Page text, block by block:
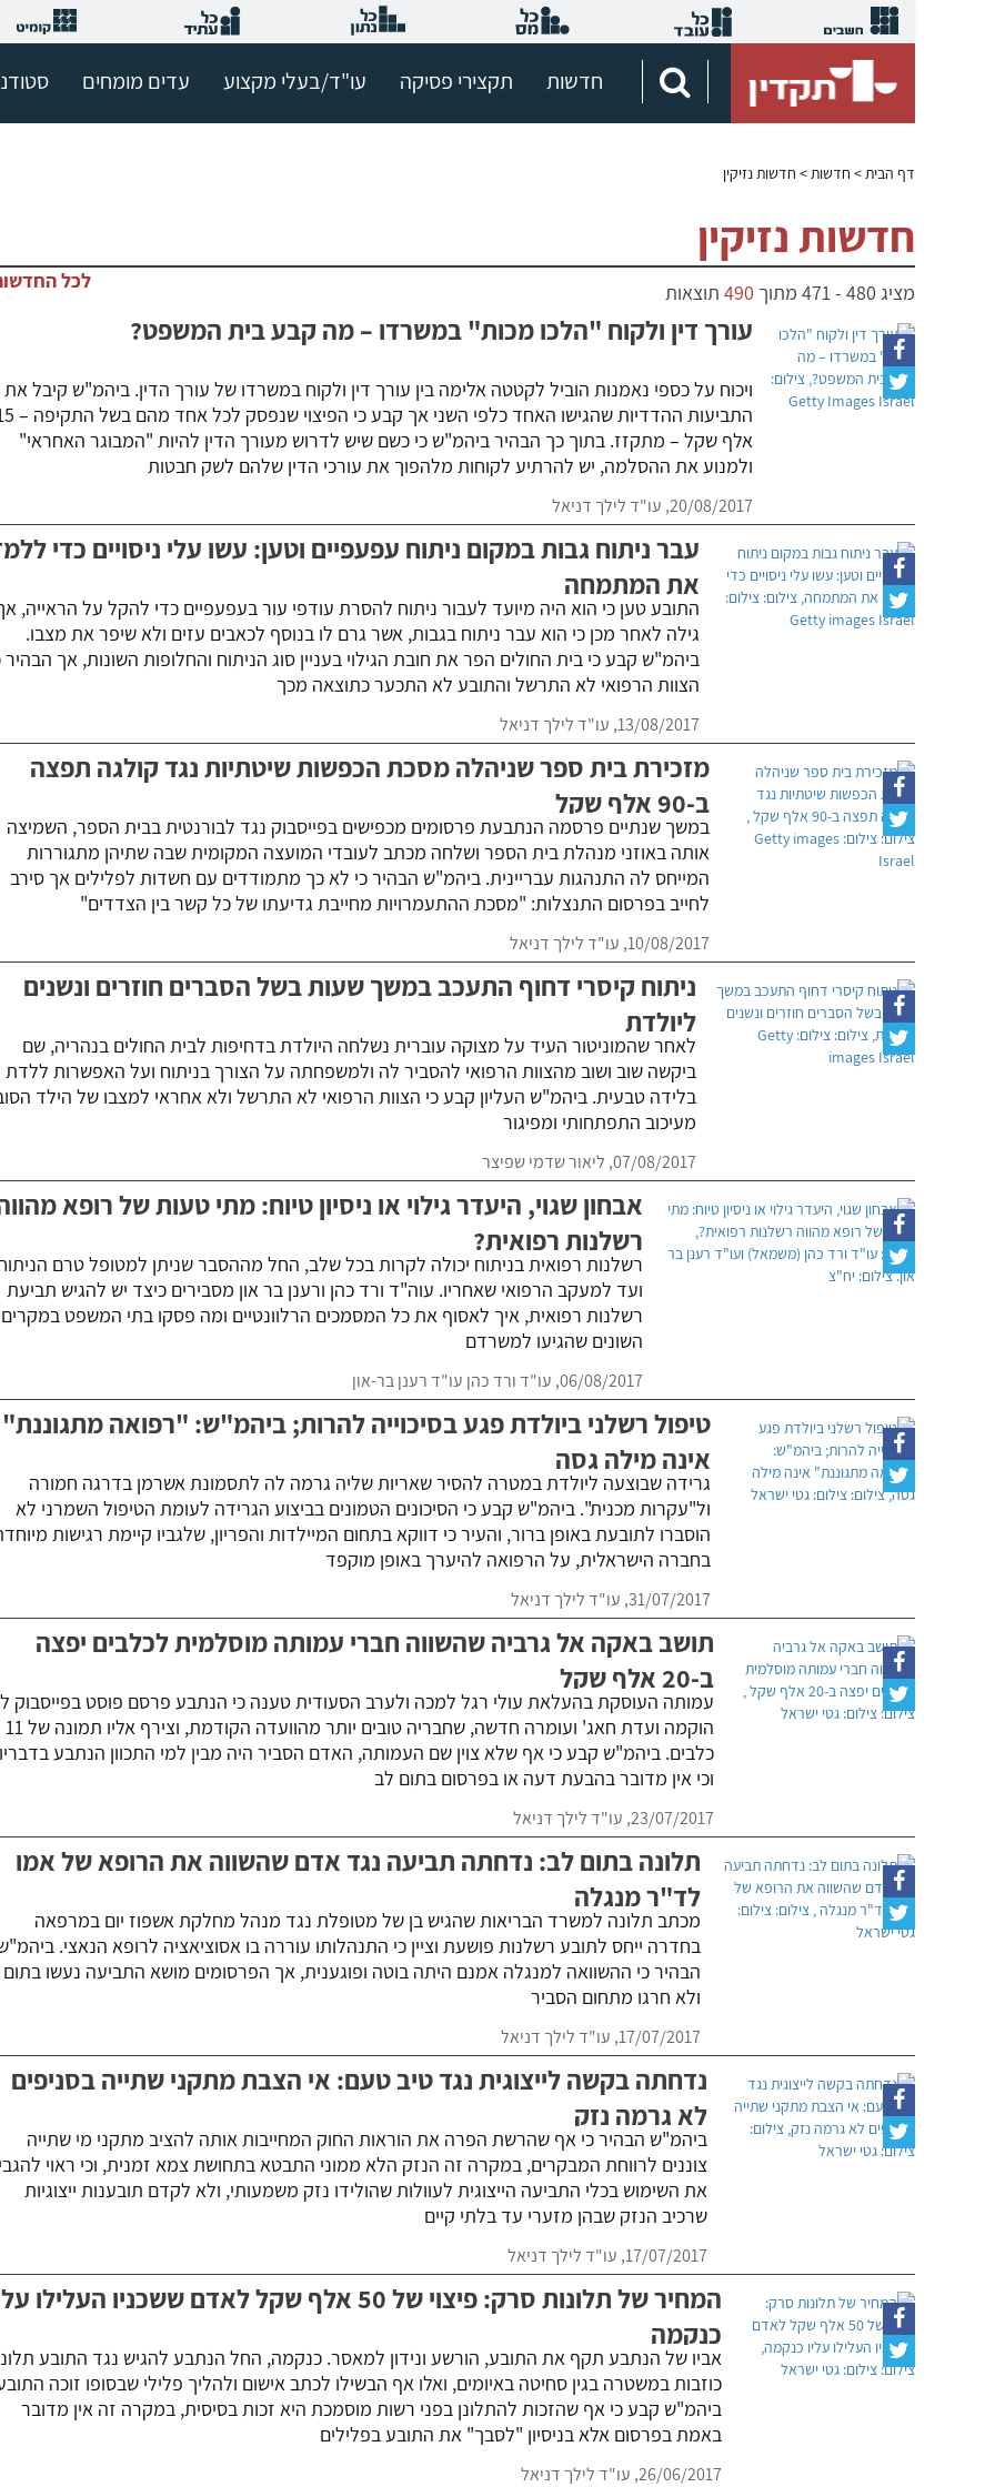
חדשות תקצירי פסיקה עו"ד/בעלי מקצוע עדים מומחים
דף הבית> חדשות > חדשות נזיקין
חדשות נזיקין
לכל מציג 480
-
471 מתוך 490 תוצאות
עורך דין ולקוח "הלכו מכות" במשרדו – מה קבע בית המשפט?
ויכוח על כספי נאמנות הוביל לקטטה אלימה בין עורך דין ולקוח במשרדו של עורך הדין. ביהמ"ש קיבל את
התביעות ההדדיות שהגישו האחד כלפי השני אך
אלף שקל – מתקזז. בתוך כך הבהיר ביהמ"ש כי כשם שיש לדרוש מעורך הדין להיות "המבוגר האחראי"
ולמנוע את ההסלמה, יש להרתיע לקוחות מלהפוך את עורכי הדין שלהם לשק חבטות
20/08/2017, עו"ד לילך דניאל
עבר ניתוח גבות במקום ניתוח עפעפיים וטען: עשו עלי ניסויים כדי
את המתמחה
התובע טען כי הוא היה מיועד לעבור ניתוח להסרת עודפי עור בעפעפיים כדי להקל על הראייה,
גילה לאחר מכן כי הוא עבר ניתוח בגבות, אשר גרם לו בנוסף לכאבים עזים ולא שיפר את מצבו.
ביהמ"ש קבע כי בית החולים הפר את חובת הגילוי בעניין סוג הניתוח והחלופות השונות, אך הבהיר
הצוות הרפואי לא התרשל והתובע לא התכער כתוצאה מכך
13/08/2017, עו"ד לילך דניאל
מזכירת בית ספר שניהלה מסכת הכפשות שיטתיות נגד קולגה תפצה
ב-90 אלף שקל
במשך שנתיים פרסמה הנתבעת פרסומים מכפישים בפייסבוק נגד לבורנטית בבית הספר, השמיצה
אותה באוזני מנהלת בית הספר ושלחה מכתב לעובדי המועצה המקומית שבה שתיהן מתגוררות
המייחס לה התנהגות עבריינית. ביהמ"ש הבהיר כי לא כך מתמודדים עם חשדות לפלילים אך סירב
לחייב בפרסום התנצלות: "מסכת ההתעמרויות מחייבת גדיעתו של כל קשר בין הצדדים"
10/08/2017, עו"ד לילך דניאל
ניתוח קיסרי דחוף התעכב במשך שעות בשל הסברים חוזרים ונשנים
ליולדת
לאחר שהמוניטור העיד על מצוקה עוברית נשלחה היולדת בדחיפות לבית החולים בנהריה, שם
ביקשה שוב ושוב מהצוות הרפואי להסביר לה ולמשפחתה על הצורך בניתוח ועל האפשרות ללדת
בלידה טבעית. ביהמ"ש העליון קבע כי הצוות הרפואי לא התרשל ולא אחראי למצבו של הילד
מעיכוב התפתחותי ומפיגור
07/08/2017, ליאור שדמי שפיצר
אבחון שגוי, היעדר גילוי או ניסיון טיוח: מתי טעות של רופא
רשלנות רפואית?
רשלנות רפואית בניתוח יכולה לקרות בכל שלב, החל מההסבר שניתן למטופל טרם
ועד למעקב הרפואי שאחריו. עוה"ד ורד כהן ורענן בר און מסבירים כיצד יש להגיש תביעת
רשלנות רפואית, איך לאסוף את כל המסמכים הרלוונטיים ומה פסקו בתי המשפט במקרים
השונים שהגיעו למשרדם
06/08/2017, עו"ד ורד כהן עו"ד רענן בר-און
טיפול רשלני ביולדת פגע בסיכוייה להרות; ביהמ"ש: "רפואה מתגוננת"
אינה מילה גסה
גרידה שבוצעה ליולדת במטרה להסיר שאריות שליה גרמה לה לתסמונת אשרמן בדרגה חמורה
ול"עקרות מכנית". ביהמ"ש קבע כי הסיכונים הטמונים בביצוע הגרידה לעומת הטיפול השמרני לא
הוסברו לתובעת באופן ברור, והעיר כי דווקא בתחום המיילדות והפריון, שלגביו קיימת רגישות
בחברה הישראלית, על הרפואה להיערך באופן מוקפד
31/07/2017, עו"ד לילך דניאל
תושב באקה אל גרביה שהשווה חברי עמותה מוסלמית לכלבים יפצה
ב-20 אלף שקל
עמותה העוסקת בהעלאת עולי רגל למכה ולערב הסעודית טענה כי הנתבע פרסם פוסט בפייסבוק
הוקמה ועדת חאג' ועומרה חדשה, שחבריה טובים יותר מהוועדה הקודמת, וצירף אליו תמונה של 11
כלבים. ביהמ"ש קבע כי אף שלא צוין שם העמותה, האדם הסביר היה מבין למי התכוון הנתבע
וכי אין מדובר בהבעת דעה או בפרסום בתום לב
23/07/2017, עו"ד לילך דניאל
תלונה בתום לב: נדחתה תביעה נגד אדם שהשווה את הרופא של אמו
לד"ר מנגלה
מכתב תלונה למשרד הבריאות שהגיש בן של מטופלת נגד מנהל מחלקת אשפוז יום במרפאה
בחדרה ייחס לתובע רשלנות פושעת וציין כי התנהלותו עוררה בו אסוציאציה לרופא הנאצי.
הבהיר כי ההשוואה למנגלה אמנם היתה בוטה ופוגענית, אך הפרסומים מושא התביעה נעשו
ולא חרגו מתחום הסביר
17/07/2017, עו"ד לילך דניאל
נדחתה בקשה לייצוגית נגד טיב טעם: אי הצבת מתקני שתייה בסניפים
לא גרמה נזק
ביהמ"ש הבהיר כי אף שהרשת הפרה את הוראות החוק המחייבות אותה להציב מתקני מי שתייה
צוננים לרווחת המבקרים, במקרה זה הנזק הלא ממוני התבטא בתחושת צמא זמנית, וכי ראוי
את השימוש בכלי התביעה הייצוגית לעוולות שהולידו נזק משמעותי, ולא לקדם תובענות ייצוגיות
שרכיב הנזק שבהן מזערי עד בלתי קיים
17/07/2017, עו"ד לילך דניאל
המחיר של תלונות סרק: פיצוי של 50 אלף שקל לאדם ששכניו העלילו
כנקמה
אביו של הנתבע תקף את התובע, הורשע ונידון למאסר. כנקמה, החל הנתבע להגיש נגד התובע
כוזבות במשטרה בגין סחיטה באיומים, ואלו אף הבשילו לכתב אישום ולהליך פלילי שבסופו זוכה
ביהמ"ש קבע כי אף שהזכות להתלונן בפני רשות מוסמכת היא זכות בסיסית, במקרה זה אין מדובר
באמת בפרסום אלא בניסיון "לסבך" את התובע בפלילים
26/06/2017, עו"ד לילך דניאל